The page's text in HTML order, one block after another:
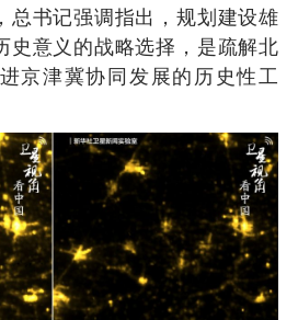
总书记强调指出，规划建设雄
史意义的战略选择，是疏解北
京津冀协同发展的历史性工